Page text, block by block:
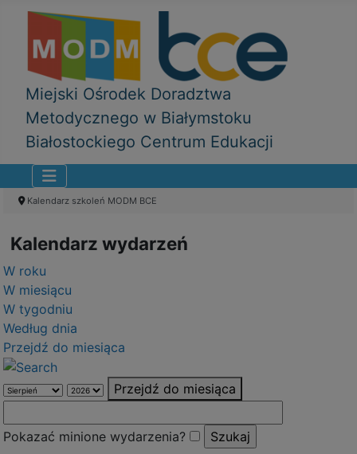
Miejski Ośrodek Doradztwa
Metodycznego w Białymstoku
Białostockiego Centrum Edukacji
Kalendarz szkoleń MODM BCE
Kalendarz wydarzeń
W roku
W miesiącu
W tygodniu
Według dnia
Przejdź do miesiąca
Przejdź do miesiąca
Pokazać minione wydarzenia?